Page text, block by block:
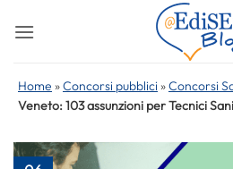
Home »Concorsi pubblici »Concorsi
Veneto: 103 assunzioni per Tecnici